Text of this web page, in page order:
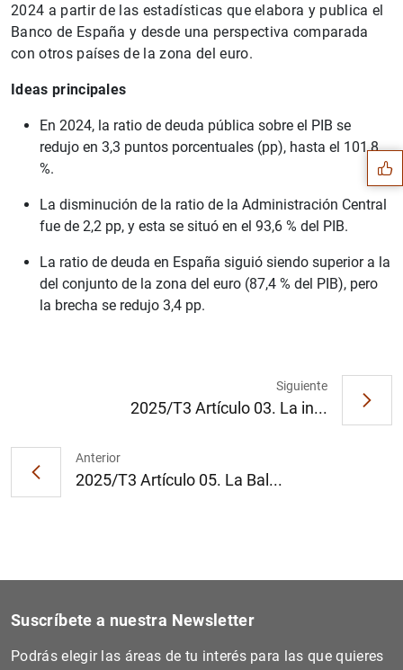
2024 a partir de las estadísticas que elabora y publica el
Banco de España y desde una perspectiva comparada
con otros países de la zona del euro.
Ideas principales
En 2024, la ratio de deuda pública sobre el PIB se
redujo en 3,3 puntos porcentuales (pp), hasta el 101,8
%.
La disminución de la ratio de la Administración Central
fue de 2,2 pp, y esta se situó en el 93,6 % del PIB.
La ratio de deuda en España siguió siendo superior a la
del conjunto de la zona del euro (87,4 % del PIB), pero
la brecha se redujo 3,4 pp.
Anterior
2025/T3 Artículo 05. La Bal...
Siguiente
2025/T3 Artículo 03. La in...
Sugerencias
Suscríbete a nuestra Newsletter
Podrás elegir las áreas de tu interés para las que quieres